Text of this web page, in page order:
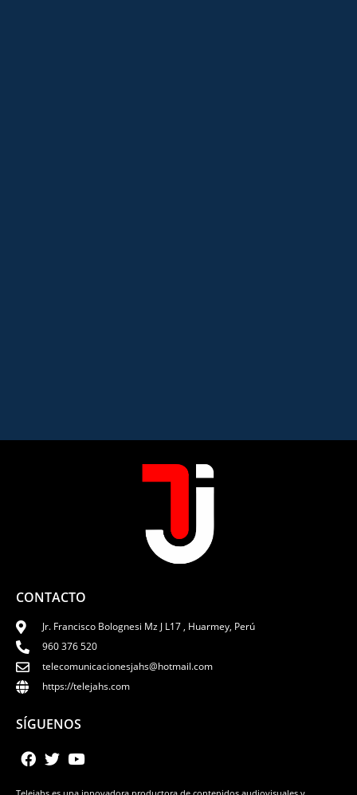
CONTACTO
Jr. Francisco Bolognesi Mz J L17 , Huarmey, Perú
960 376 520
telecomunicacionesjahs@hotmail.com
https://telejahs.com
SÍGUENOS